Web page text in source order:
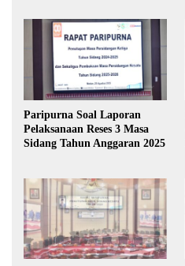
Paripurna Soal Laporan
Pelaksanaan Reses 3 Masa
Sidang Tahun Anggaran 2025